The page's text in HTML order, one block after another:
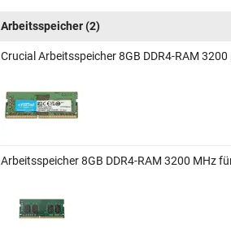
Arbeitsspeicher(2)
Crucial Arbeitsspeicher 8GB DDR4-RAM
Arbeitsspeicher 8GB DDR4-RAM 3200 MHz